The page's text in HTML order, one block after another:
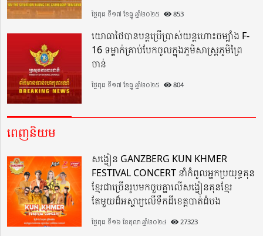
ថ្ងៃពុធ ទី១៧ ខែធ្នូ ឆ្នាំ២០២៥ 853
យោធាថៃបានបន្តប្រើប្រាស់យន្តហោះចម្បាំង F-
16 ទម្លាក់គ្រាប់បែកចូលក្នុងភូមិសាស្ត្រភូមិព្រៃ
ចាន់
ថ្ងៃពុធ ទី១៧ ខែធ្នូ ឆ្នាំ២០២៥ 804
ពេញនិយម
សង្វៀន GANZBERG KUN KHMER
FESTIVAL CONCERT នាំកំពូលអ្នកប្រយុទ្ធគុន
ខ្មែរជាច្រើនរូបមកចួបគ្នាលើសង្វៀនគុនខ្មែរ
តែមួយដ៏អស្ចារ្យលើទឹកដីខេត្តបាត់ដំបង
ថ្ងៃពុធ ទី១៦ ខែតុលា ឆ្នាំ២០២៤ 27323